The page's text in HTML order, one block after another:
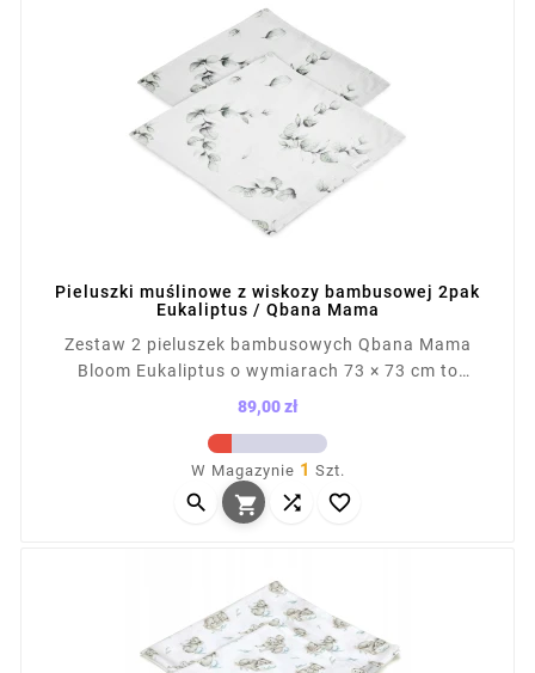
Pieluszki muślinowe z wiskozy bambusowej 2pak
Eukaliptus / Qbana Mama
Zestaw 2 pieluszek bambusowych Qbana Mama
Bloom Eukaliptus o wymiarach 73 × 73 cm to
praktyczny element wyprawki dla noworodka.
okrycie, ręcznik, podkład czy przytulanka. Wykonane
z tkaniny 100% bambusowej z certyfikatem Oeko-Tex
klasa 1. Wyprodukowano w Polsce.
89,00 zł
W Magazynie 1 Szt.
   